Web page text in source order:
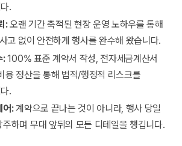
.
:오랜 기간 축적된 현장 운영 노하우를 통해
고 없이 안전하게 행사를 완수해 왔습니다.
:100% 표준 계약서 작성, 전자세금계산서
용 정산을 통해 법적/행정적 리스크를
.
어:계약으로 끝나는 것이 아니라, 행사 당일
하며 무대 앞뒤의 모든 디테일을 챙깁니다.